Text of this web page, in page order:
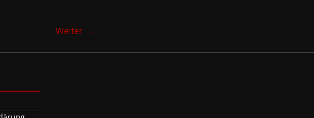
Weiter →